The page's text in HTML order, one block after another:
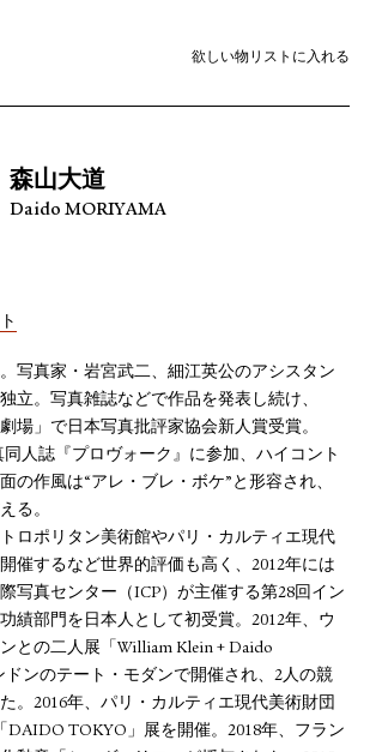
欲しい物リストに入れる
森山大道
Daido MORIYAMA
写真家・岩宮武二、細江英公のアシスタン
立。写真雑誌などで作品を発表し続け、
場」で日本写真批評家協会新人賞受賞。
同人誌『プロヴォーク』に参加、ハイコント
の作風は“アレ・ブレ・ボケ”と形容され、
る。
ロポリタン美術館やパリ・カルティエ現代
催するなど世界的評価も高く、2012年には
写真センター（ICP）が主催する第28回イン
績部門を日本人として初受賞。2012年、ウ
との二人展「William Klein + Daido
ドンのテート・モダンで開催され、2人の競
。2016年、パリ・カルティエ現代美術財団
DAIDO TOKYO」展を開催。2018年、フラン